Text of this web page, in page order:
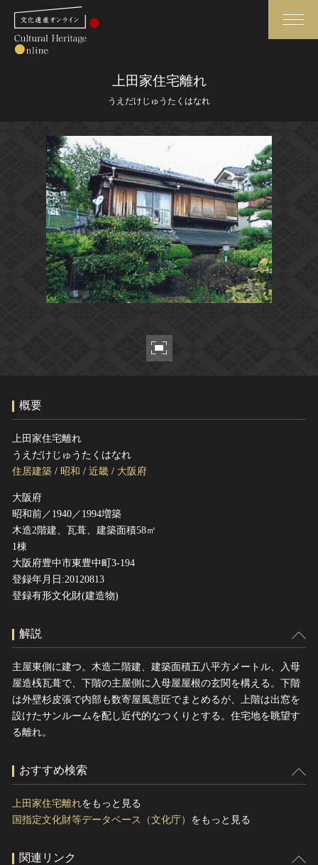
さらに詳細検索
さらに詳細検索
作品一覧
カテゴリで見る
世界遺産と無形文化遺産
全国の美術館・博物館
媒体資料・関連記事等
博物館、美術館の皆さまへ
文化庁よりご挨拶
今月のみどころ
お知らせ一覧
このサイトについて
サイトのご意見はこちら
文化遺産データベース
上田家住宅離れ
うえだけじゅうたくはなれ
概要
上田家住宅離れ
うえだけじゅうたくはなれ
住居建築 / 昭和 / 近畿 / 大阪府
大阪府
昭和前／1940／1994増築
木造2階建、瓦葺、建築面積58㎡
1棟
大阪府豊中市東豊中町3-194
登録年月日:20120813
登録有形文化財(建造物)
解説
主屋東側に建つ。木造二階建、建築面積五八平方メートル、入母
屋造桟瓦葺で、下階の主屋側に入母屋屋根の玄関を構える。下階
は外壁杉皮張で内部も数寄屋風意匠でまとめるが、上階は出窓を
設けたサンルームを配し近代的なつくりとする。住宅地を眺望す
る離れ。
おすすめ検索
上田家住宅離れをもっと見る
国指定文化財等データベース（文化庁） をもっと見る
関連リンク